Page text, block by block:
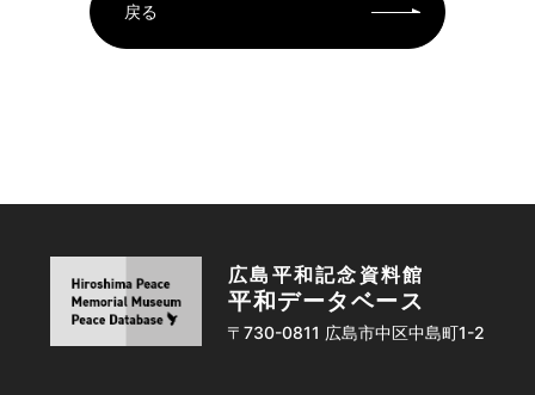
戻る
広島平和記念資料館
平和データベース
〒730-0811 広島市中区中島町1-2